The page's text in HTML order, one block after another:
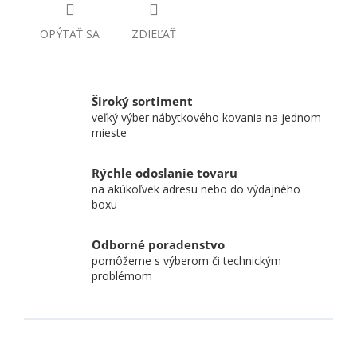
OPÝTAŤ SA ZDIEĽAŤ
Široký sortiment
veľký výber nábytkového kovania na jednom
mieste
Rýchle odoslanie tovaru
na akúkoľvek adresu nebo do výdajného
boxu
Odborné poradenstvo
pomôžeme s výberom či technickým
problémom